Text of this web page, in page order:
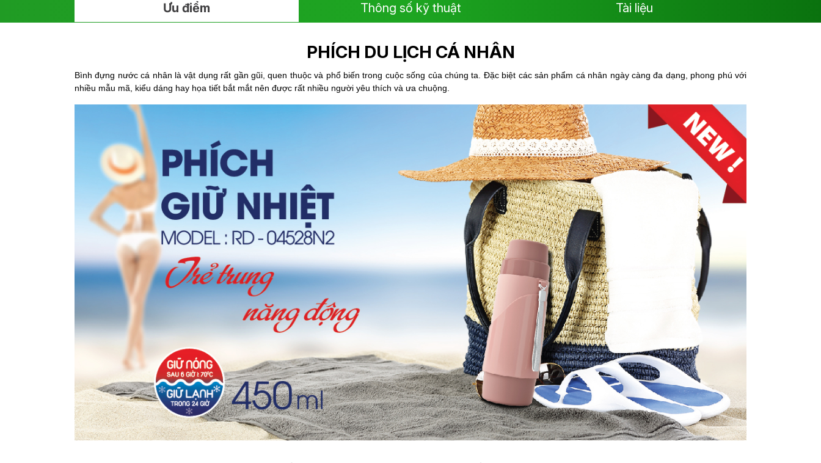
Ưu điểm Thông số kỹ thuật Tài liệu
PHÍCH DU LỊCH CÁ NHÂN
Bình đựng nước cá nhân là vật dụng rất gần gũi, quen thuộc và phổ biến trong cuộc sống của chúng ta. Đặc biệt các sản phẩm cá nhân ngày càng đa dạng, phong phú với
nhiều mẫu mã, kiểu dáng hay họa tiết bắt mắt nên được rất nhiều người yêu thích và ưa chuộng.